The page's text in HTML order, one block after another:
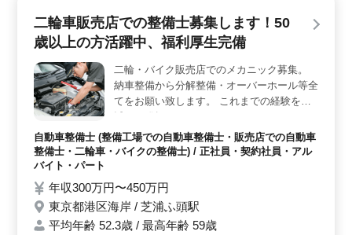
す。 ＜働きやすい環境＞ ショールームや整備作業
スペースには冷暖房が完備されており、快適な環境で仕
ベートの時間を大切にしたい方にぴったりです。車通勤
も可能で、通勤の利便性も高いです。 ＜スキルを活
かせる職場＞ 整備士経験があれば、3級自動車整備士以
上の資格が求められます。年収は400万円〜550万円と安
定しており、賞与も年2回、300,000円〜800,000円が支
給されます。経験を活かし、ベテランメカニックとして
活躍できる職場です。
二輪車販売店での整備士募集します！50
歳以上の方活躍中、福利厚生完備
二輪・バイク販売店でのメカニック募集。
納車整備から分解整備・オーバーホール等全
てをお願い致します。 これまでの経験を遺
クメカニックさん募集 ・中高年歓迎、ベテ
ラン採用 ・社会保険完備 ・交通費全額支給
自動車整備士 (整備工場での自動車整備士・販売店での自動車
整備士・二輪車・バイクの整備士) / 正社員・契約社員・アル
バイト・パート
年収300万円〜450万円
東京都港区海岸 / 芝浦ふ頭駅
平均年齢 52.3歳 / 最高年齢 59歳